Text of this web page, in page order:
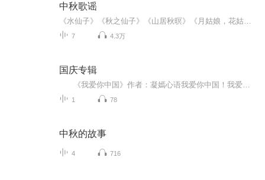
中秋歌谣
7 4.3万
国庆专辑
1 78
中秋的故事
4 716